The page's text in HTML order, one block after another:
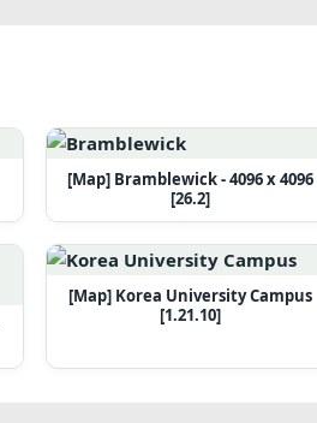
[Map] Bramblewick - 4096 x 4096
[26.2]
[Map] Korea University Campus
[1.21.10]